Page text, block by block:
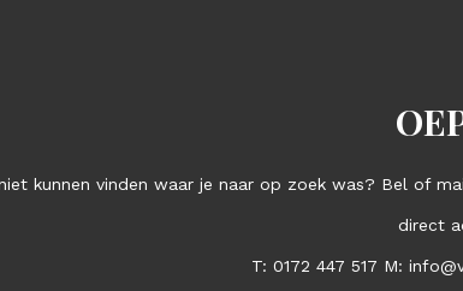
kunnen vinden waar je naar op zoek was? Bel of
direct
T: 0172 447 517 M: